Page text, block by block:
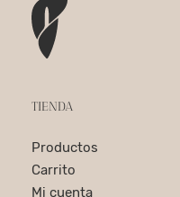
TIENDA
Productos
Carrito
Mi cuenta